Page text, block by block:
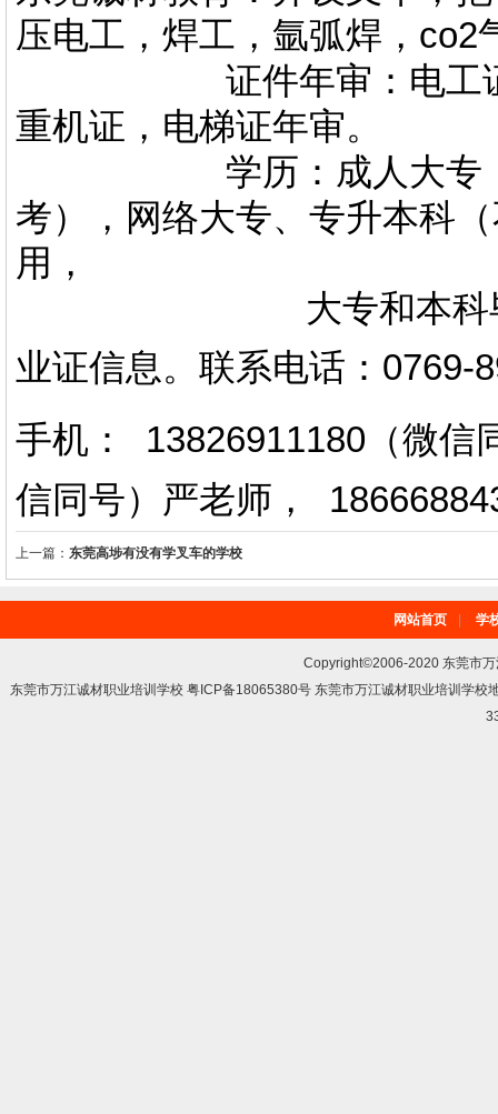
压电工，焊工，氩弧焊，co2
证件年审：电工证，
重机证，电梯证年审。
学历：成人大专，专
考），网络大专、专升本科
用，
大专和本科毕业证
业证信息。 联系电话 ： 0769-
手机： 13826911180（微信
信同号）严老师 ，
上一篇： 东莞高埗有没有学叉车的学校
网站首页 学
Copyright©2006-2020 东莞市
东莞市万江诚材职业培训学校 粤ICP备18065380号 东莞市万江诚材职业培训学